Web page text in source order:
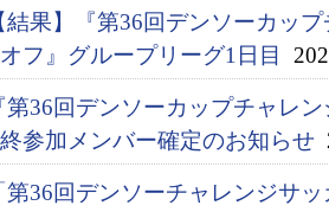
結果】『第36回デンソーカッ
フ』グループリーグ1日目
第36回デンソーカップチャレ
参加メンバー確定のお知らせ
第36回デンソーチャレンジサ